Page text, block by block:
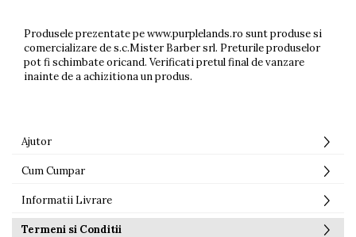
Produsele prezentate pe www.purplelands.ro sunt produse si
comercializare de s.c.Mister Barber srl. Preturile produselor
pot fi schimbate oricand. Verificati pretul final de vanzare
inainte de a achizitiona un produs.
Ajutor
Cum Cumpar
Informatii Livrare
Termeni si Conditii